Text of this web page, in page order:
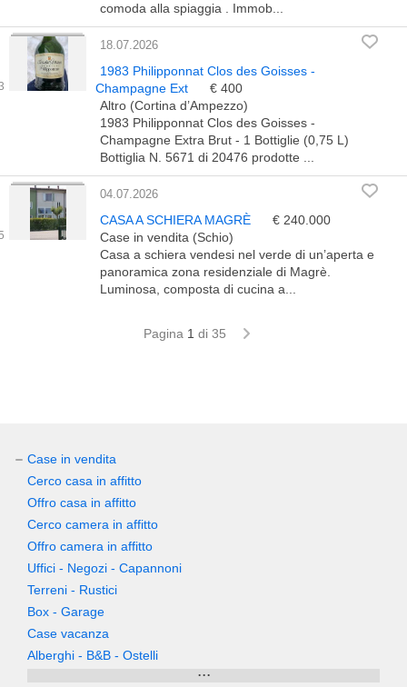
comoda alla spiaggia . Immob...
18.07.2026
1983 Philipponnat Clos des Goisses -
Champagne Ext
€ 400
Altro (Cortina d’Ampezzo)
1983 Philipponnat Clos des Goisses -
Champagne Extra Brut - 1 Bottiglie (0,75 L)
Bottiglia N. 5671 di 20476 prodotte ...
04.07.2026
CASA A SCHIERA MAGRÈ
€ 240.000
Case in vendita (Schio)
Casa a schiera vendesi nel verde di un’aperta e
panoramica zona residenziale di Magrè.
Luminosa, composta di cucina a...
Pagina 1 di 35
Case in vendita
Cerco casa in affitto
Offro casa in affitto
Cerco camera in affitto
Offro camera in affitto
Uffici - Negozi - Capannoni
Terreni - Rustici
Box - Garage
Case vacanza
Alberghi - B&B - Ostelli
...